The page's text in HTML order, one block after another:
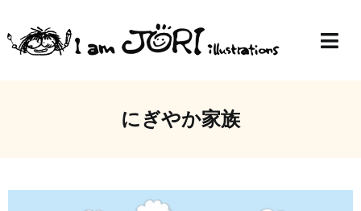
to
content
Gallery
にぎやか家族